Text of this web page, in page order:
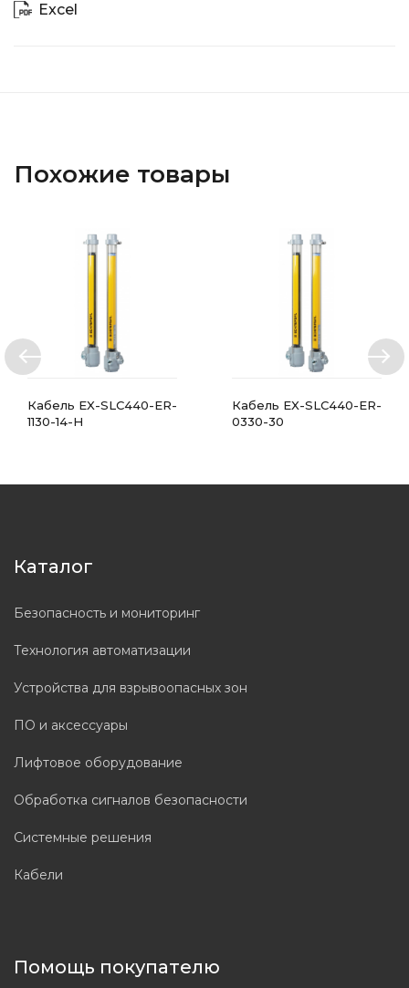
Excel
Похожие товары
Кабель EX-SLC440-ER-
1130-14-H
Кабель EX-SLC440-ER-
0330-30
Каталог
Безопасность и мониторинг
Технология автоматизации
Устройства для взрывоопасных зон
ПО и аксессуары
Лифтовое оборудование
Обработка сигналов безопасности
Системные решения
Кабели
Помощь покупателю